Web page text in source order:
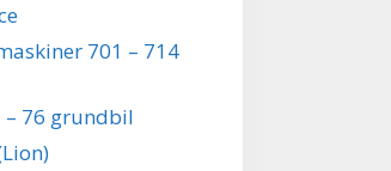
701 – 714
– 76 grundbil